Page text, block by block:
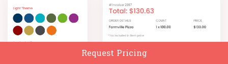
Request Pricing